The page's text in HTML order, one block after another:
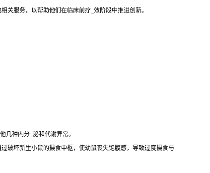
关服务，以帮助他们在临床前疗_效阶段中推进创新。
几种内分_泌和代谢异常。
破坏新生小鼠的摄食中枢，使幼鼠丧失饱腹感，导致过度摄食与